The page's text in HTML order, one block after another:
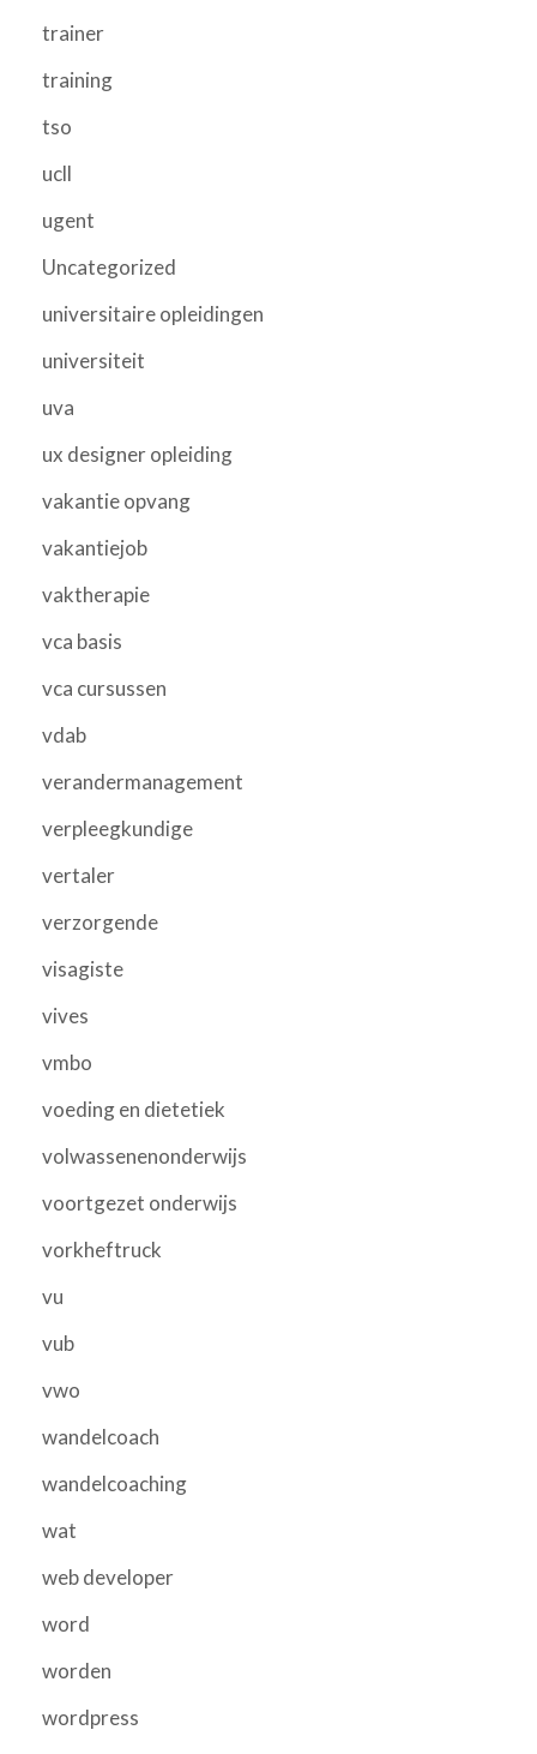
trainer
training
tso
ucll
ugent
Uncategorized
universitaire opleidingen
universiteit
uva
ux designer opleiding
vakantie opvang
vakantiejob
vaktherapie
vca basis
vca cursussen
vdab
verandermanagement
verpleegkundige
vertaler
verzorgende
visagiste
vives
vmbo
voeding en dietetiek
volwassenenonderwijs
voortgezet onderwijs
vorkheftruck
vu
vub
vwo
wandelcoach
wandelcoaching
wat
web developer
word
worden
wordpress